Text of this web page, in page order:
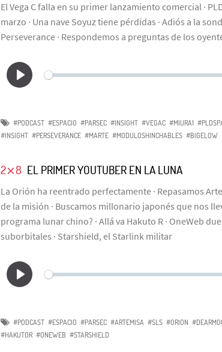
El Vega C falla en su primer lanzamiento comercial ·
marzo · Una nave Soyuz tiene pérdidas · Adiós a la
Perseverance · Respondemos a preguntas de los
#PODCAST #ESPACIO #PARSEC #INSIGHT #VEGAC #MIURA1
#INSIGHT #PERSEVERANCE #MARTE #MODULOSHINCHABLES #BIGELOW
2⨯8 EL PRIMER YOUTUBER EN LA LUNA
La Orión ha reentrado perfectamente · Repasamos
de la misión · Buscamos millonario japonés que nos
programa lunar chino? · Allá va Hakuto R · OneWeb
suborbitales · Starshield, el Starlink militar
#PODCAST #ESPACIO #PARSEC #ARTEMISA #SLS #ORION
#HAKUTOR #ONEWEB #STARSHIELD